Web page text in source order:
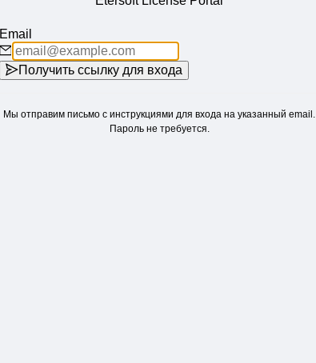
Email
Получить ссылку для входа
Мы отправим письмо с инструкциями для входа на указанный email.
Пароль не требуется.